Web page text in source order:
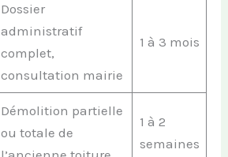
Dossier
administratif
complet,
consultation mairie
1 à 3 mois
Démolition partielle
ou totale de
1 à 2
semaines